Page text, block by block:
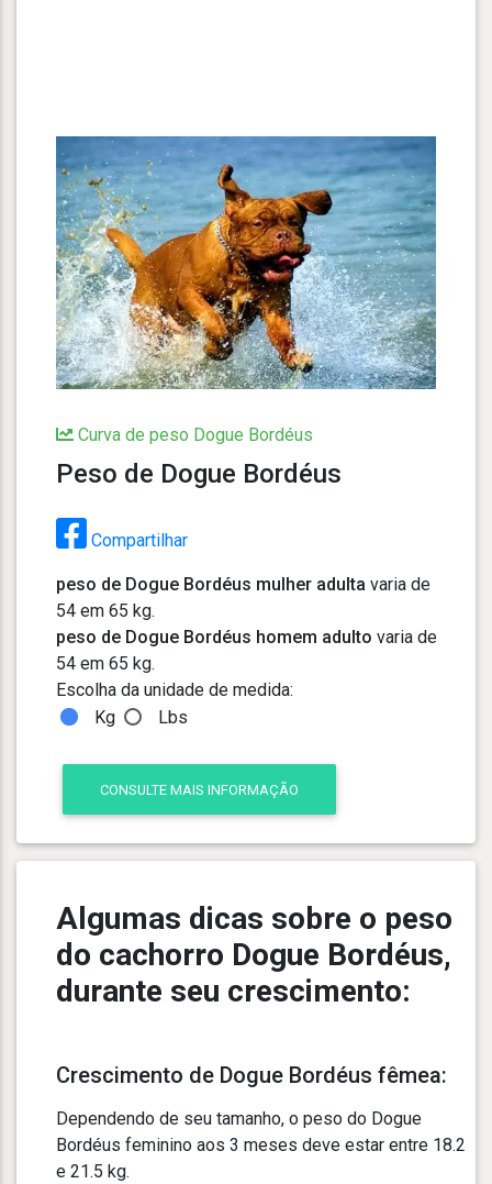
Curva de peso Dogue Bordéus
Peso de Dogue Bordéus
Compartilhar
peso de Dogue Bordéus mulher adulta varia de
54 em 65 kg.
peso de Dogue Bordéus homem adulto varia de
54 em 65 kg.
Escolha da unidade de medida:
Kg
Lbs
CONSULTE MAIS INFORMAÇÃO
Algumas dicas sobre o peso
do cachorro Dogue Bordéus,
durante seu crescimento:
Crescimento de Dogue Bordéus fêmea:
Dependendo de seu tamanho, o peso do Dogue
Bordéus feminino aos 3 meses deve estar entre 18.2
e 21.5 kg.